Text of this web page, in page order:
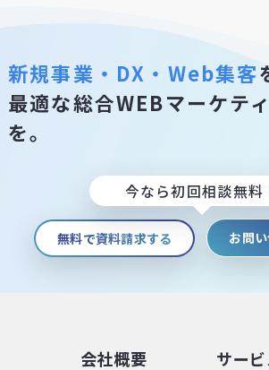
新規事業・DX・Web集客
最適な総合WEBマーケテ
を。
今なら初回相談無料
無料で資料請求する お問
会社概要
サー